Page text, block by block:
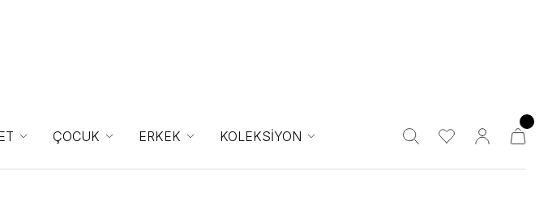
ÇOCUK ERKEK KOLEKSİYON